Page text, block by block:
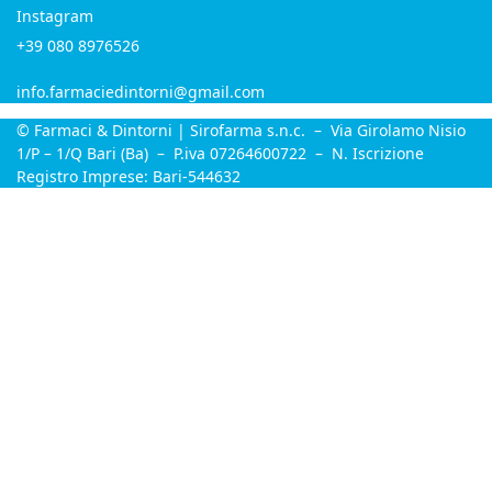
Instagram
+39 080 8976526
info.farmaciedintorni@gmail.com
© Farmaci & Dintorni | Sirofarma s.n.c. – Via Girolamo Nisio
1/P – 1/Q Bari (Ba) – P.iva 07264600722 – N. Iscrizione
Registro Imprese: Bari-544632